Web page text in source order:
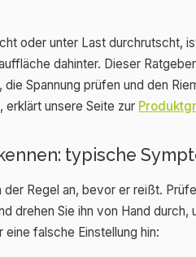
oder unter Last durchrutscht,
dahinter. Dieser
Spannung prüfen und den
unsere Seite zur
typische
Regel an, bevor er reißt.
drehen Sie ihn von Hand
falsche Einstellung hin: